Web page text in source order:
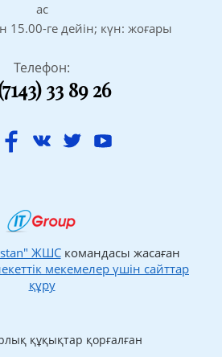
ас
15.00-ге дейін; күн: жоғары
Телефон:
33 89 26
ЖШСкомандасы жасаған
мекемелер үшін сайттар
құру
құқықтар қорғалған